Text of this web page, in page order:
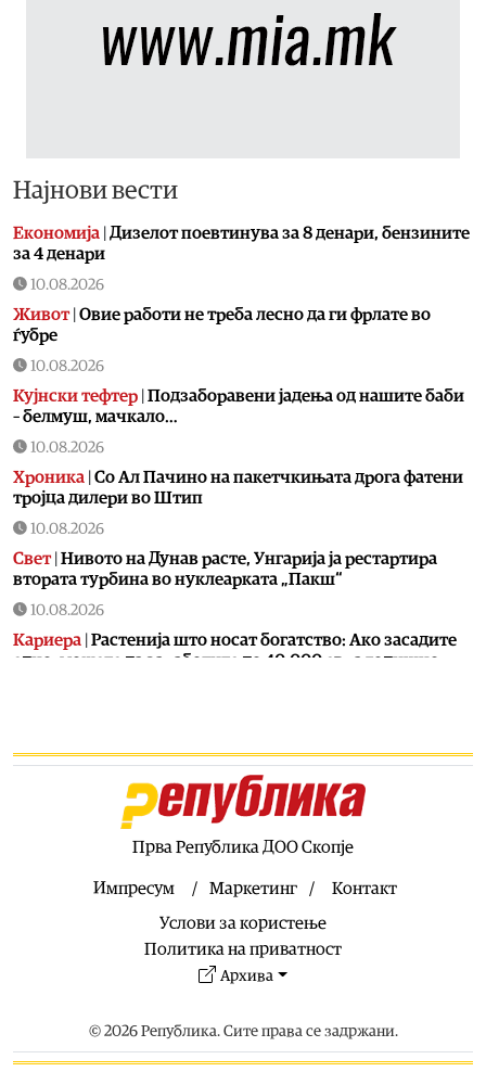
Најнови вести
Економија Дизелот поевтинува за 8 денари, бензините
за 4 денари
10.08.2026
Живот| Овие работи не треба лесно да ги фрлате во
ѓубре
10.08.2026
Кујнски тефтер Подзаборавени јадења од нашите баби
– белмуш, мачкало…
10.08.2026
Хроника Со Ал Пачино на пакетчкињата дрога фатени
тројца дилери во Штип
10.08.2026
Свет| Нивото на Дунав расте, Унгарија ја рестартира
втората турбина во нуклеарката „Пакш“
10.08.2026
Кариера Растенија што носат богатство: Ако засадите
едно, можете да заработите до 40.000 евра годишно
Уште две недели од куќниот притвор за
Груби, обвинение сè уште нема – ВРЕДИ и ДУИ со нови
следните два дена, од четврток мало освежување
Ерупција на Етна го парализираше аеродромот во
10.08.2026
Живот|Овие уреди ја зголемуваат температурата во
Прва Република ДОО Скопје
Импресум Маркетинг
Контакт
Услови за користење
Политика на приватност
Архива
© 2026 Република. Сите права се задржани.